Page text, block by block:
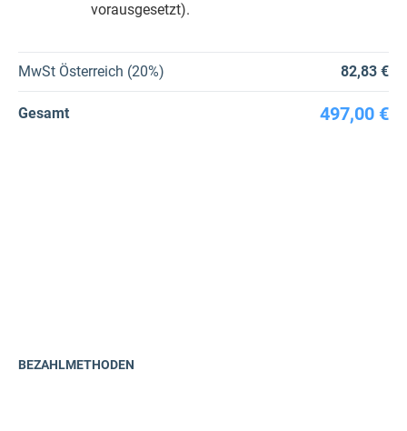
vorausgesetzt).
MwSt Österreich (20%) 82,83 €
Gesamt 497,00 €
BEZAHLMETHODEN